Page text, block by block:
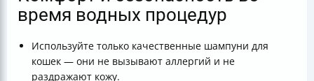
время водных процедур
Используйте только качественные шампуни для
кошек — они не вызывают аллергий и не
раздражают кожу.